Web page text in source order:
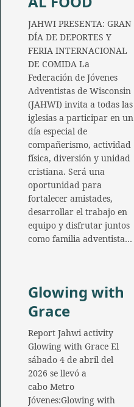
JAHWI PRESENTA: GRAN
DÍA DE DEPORTES Y
FERIA INTERNACIONAL
DE COMIDA La
Federación de Jóvenes
Adventistas de Wisconsin
(JAHWI) invita a todas las
iglesias a participar en un
día especial de
compañerismo, actividad
física, diversión y unidad
cristiana. Será una
oportunidad para
fortalecer amistades,
desarrollar el trabajo en
equipo y disfrutar juntos
como familia adventista…
Glowing with
Grace
Report Jahwi activity
Glowing with Grace El
sábado 4 de abril del
2026 se llevó a
cabo Metro
Jóvenes:Glowing with